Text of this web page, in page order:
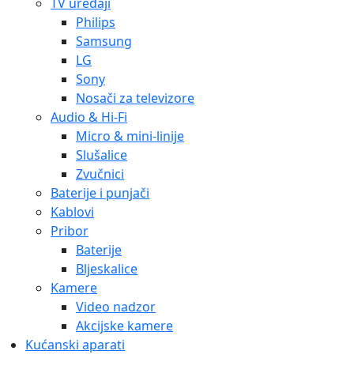
Philips
Samsung
LG
Sony
Nosači za televizore
Audio & Hi-Fi
Micro & mini-linije
Slušalice
Zvučnici
Baterije i punjači
Kablovi
Pribor
Baterije
Bljeskalice
Kamere
Video nadzor
Akcijske kamere
Kućanski aparati